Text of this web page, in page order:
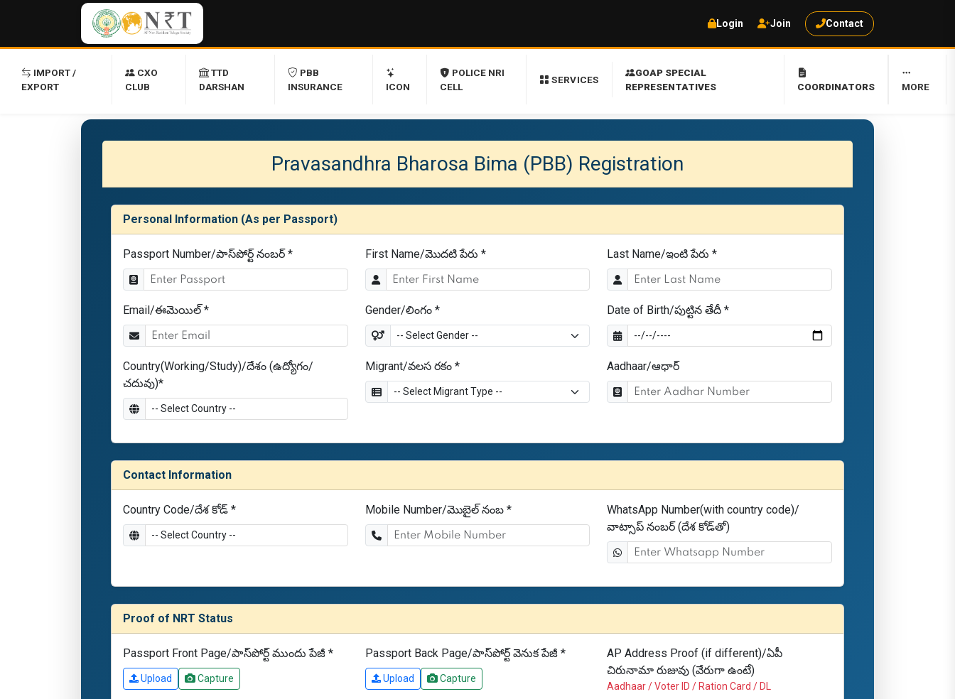
Login Join Contact
IMPORT /
EXPORT
CXO
CLUB
TTD
DARSHAN
PBB
INSURANCE
ICON
POLICE NRI
CELL
SERVICES
GOAP SPECIAL
REPRESENTATIVES
COORDINATORS MORE
Pravasandhra Bharosa Bima (PBB) Registration
Personal Information (As per Passport)
Passport Number/పాస్‌పోర్ట్ నంబర్ * First Name/మొదటి పేరు * Last Name/ఇంటి పేరు *
Email/ఈమెయిల్ * Gender/లింగం * Date of Birth/పుట్టిన తేదీ *
Country(Working/Study)/దేశం (ఉద్యోగం/
చదువు)*
Migrant/వలస రకం * Aadhaar/ఆధార్
Contact Information
Country Code/దేశ కోడ్ * Mobile Number/మొబైల్ నంబ *
WhatsApp Number(with country code)/
వాట్సాప్ నంబర్ (దేశ కోడ్‌తో)
Proof of NRT Status
Passport Front Page/పాస్‌పోర్ట్ ముందు పేజీ *
Upload Capture
Passport Back Page/పాస్‌పోర్ట్ వెనుక పేజీ *
Upload Capture
AP Address Proof (if different)/ఏపీ
చిరునామా రుజువు (వేరుగా ఉంటే)
Aadhaar / Voter ID / Ration Card / DL